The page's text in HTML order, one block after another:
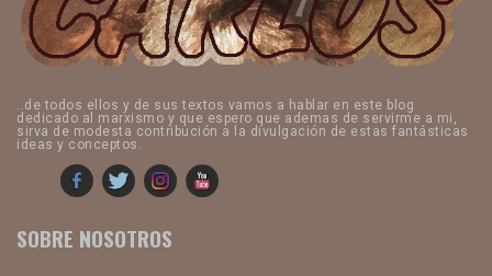
..de todos ellos y de sus textos vamos a hablar en este blog
dedicado al marxismo y que espero que ademas de servirme a mi,
sirva de modesta contribución a la divulgación de estas fantásticas
ideas y conceptos.
SOBRE NOSOTROS